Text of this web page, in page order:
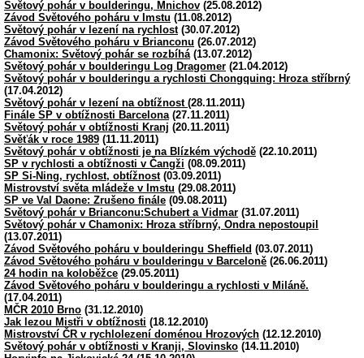
Světový pohár v boulderingu, Mnichov (25.08.2012)
Závod Světového poháru v Imstu (11.08.2012)
Světový pohár v lezení na rychlost(30.07.2012)
Závod Světového poháru v Brianconu (26.07.2012)
Chamonix: Světový pohár se rozbíhá(13.07.2012)
Světový pohár v boulderingu Log Dragomer (21.04.2012)
Světový pohár v boulderingu a rychlosti Chongquing: Hroza stříbrný
(17.04.2012)
Světový pohár v lezení na obtížnost (28.11.2011)
Finále SP v obtížnosti Barcelona(27.11.2011)
Světový pohár v obtížnosti Kranj (20.11.2011)
Svěťák v roce 1989 (11.11.2011)
Světový pohár v obtížnosti je na Blízkém východě (22.10.2011)
SP v rychlosti a obtížnosti v Čangži (08.09.2011)
SP Si-Ning, rychlost, obtížnost(03.09.2011)
Mistrovství světa mládeže v Imstu (29.08.2011)
SP ve Val Daone: Zrušeno finále (09.08.2011)
Světový pohár v Brianconu:Schubert a Vidmar (31.07.2011)
Světový pohár v Chamonix: Hroza stříbrný, Ondra nepostoupil
(13.07.2011)
Závod Světového poháru v boulderingu Sheffield (03.07.2011)
Závod Světového poháru v boulderingu v Barceloně (26.06.2011)
24 hodin na koloběžce (29.05.2011)
Závod Světového poháru v boulderingu a rychlosti v Miláně.
(17.04.2011)
MČR 2010 Brno (31.12.2010)
Jak lezou Mistři v obtížnosti (18.12.2010)
Mistrovství ČR v rychlolezení doménou Hrozových (12.12.2010)
Světový pohár v obtížnosti v Kranji, Slovinsko (14.11.2010)